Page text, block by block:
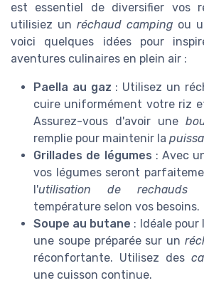
est essentiel de diversifier vos
utilisiez un réchaud camping ou
voici quelques idées pour
aventures culinaires en plein air :
Paella au gaz : Utilisez un
cuire uniformément votre riz
Assurez-vous d'avoir une
remplie pour maintenir la
Grillades de légumes : Avec
vos légumes seront
l'utilisation de rechauds
température selon vos besoins.
Soupe au butane : Idéale pour
une soupe préparée sur un
réconfortante. Utilisez des
une cuisson continue.